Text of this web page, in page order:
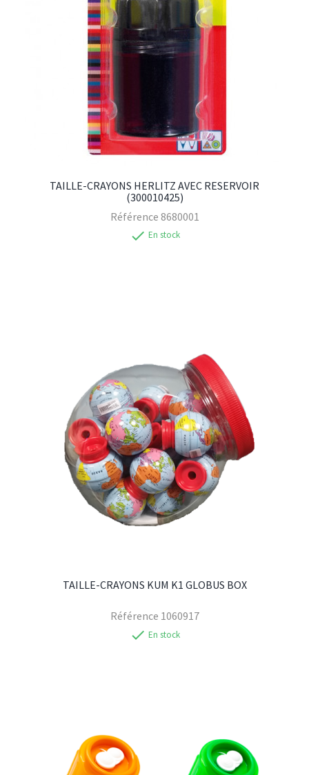
TAILLE-CRAYONS HERLITZ AVEC RESERVOIR
(300010425)
Référence 8680001
check En stock
TAILLE-CRAYONS KUM K1 GLOBUS BOX
Référence 1060917
check En stock